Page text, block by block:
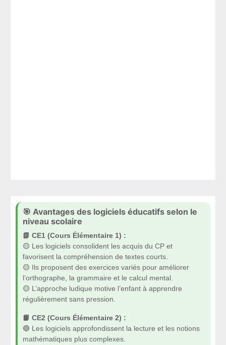
🎯 Avantages des logiciels éducatifs selon le
niveau scolaire
📗 CE1 (Cours Élémentaire 1) :
🟡 Les logiciels consolident les acquis du CP et
favorisent la compréhension de textes courts.
🟡 Ils proposent des exercices variés pour améliorer
l’orthographe, la grammaire et le calcul mental.
🟡 L’approche ludique motive l’enfant à apprendre
régulièrement sans pression.
📙 CE2 (Cours Élémentaire 2) :
🔵 Les logiciels approfondissent la lecture et les notions
mathématiques plus complexes.